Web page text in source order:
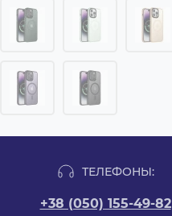
ТЕЛЕФОНЫ:
+38 (050) 155-49-82